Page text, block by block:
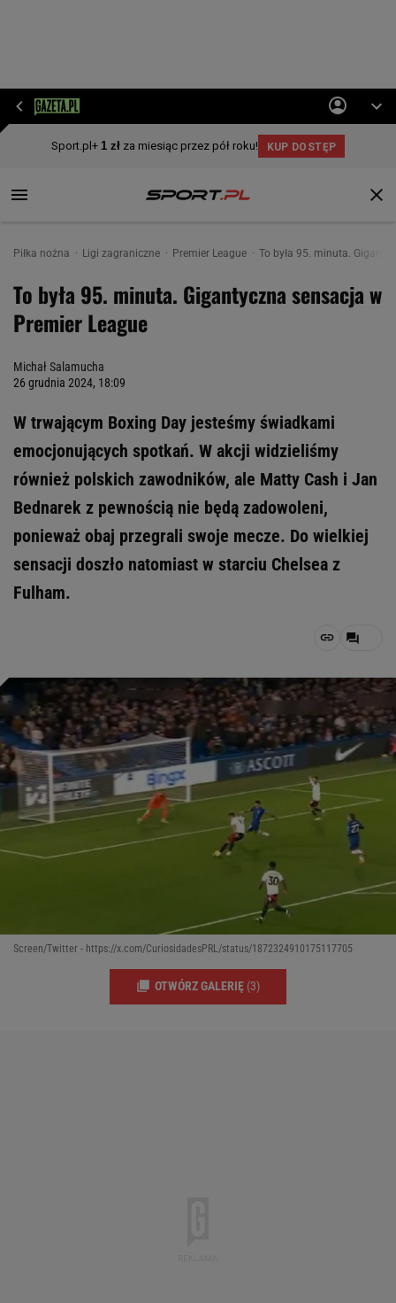
Piłka nożna Ligi zagraniczne Premier League To była 95. minuta.
To była 95. minuta. Gigantyczna sensacja w
Premier League
Michał Salamucha
26 grudnia 2024, 18:09
W trwającym Boxing Day jesteśmy świadkami
emocjonujących spotkań. W akcji widzieliśmy
również polskich zawodników, ale Matty Cash i Jan
Bednarek z pewnością nie będą zadowoleni,
ponieważ obaj przegrali swoje mecze. Do wielkiej
sensacji doszło natomiast w starciu Chelsea z
Fulham.
Screen/Twitter - https://x.com/CuriosidadesPRL/status/1872324910175117705
OTWÓRZ GALERIĘ (3)